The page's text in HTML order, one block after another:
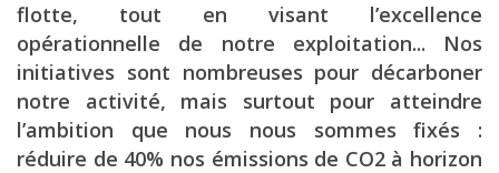
flotte, tout en visant l’excellence
opérationnelle de notre exploitation... Nos
initiatives sont nombreuses pour décarboner
notre activité, mais surtout pour atteindre
l’ambition que nous nous sommes fixés :
réduire de 40% nos émissions de CO2 à horizon